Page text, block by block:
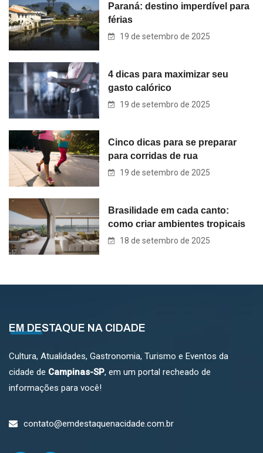
Paraná: destino imperdível para
férias
19 de setembro de 2025
4 dicas para maximizar seu
gasto calórico
19 de setembro de 2025
Cinco dicas para se preparar
para corridas de rua
19 de setembro de 2025
Brasilidade em cada canto:
como criar ambientes tropicais
18 de setembro de 2025
EM DESTAQUE NA CIDADE
Cultura, Atualidades, Gastronomia, Turismo e Eventos da
cidade de Campinas-SP, em um portal recheado de
informações para você!
contato@emdestaquenacidade.com.br